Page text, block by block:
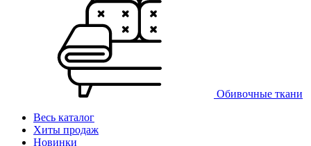
Обивочные ткани
Весь каталог
Хиты продаж
Новинки